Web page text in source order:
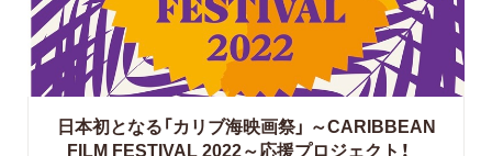
日本初となる「カリブ海映画祭」 ～CARIBBEAN
FILM FESTIVAL 2022～応援プロジェクト！